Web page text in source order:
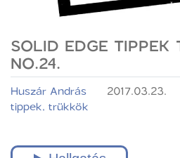
SOLID EDGE TIPPEK
NO.24.
Huszár András 2017.03.23.
tippek, trükkök